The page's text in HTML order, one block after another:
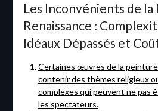
Les Inconvénients de
Renaissance :
Idéaux Dépassés et
Certaines œuvres de la
contenir des thèmes religieux
complexes qui peuvent ne pas
les spectateurs.